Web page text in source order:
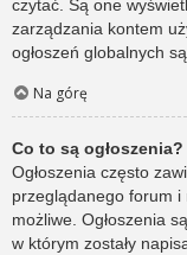
czytać. Są one
zarządzania kontem
ogłoszeń globalnych
Na górę
Co to są ogłoszenia?
Ogłoszenia często
przeglądanego forum
możliwe. Ogłoszenia
w którym zostały